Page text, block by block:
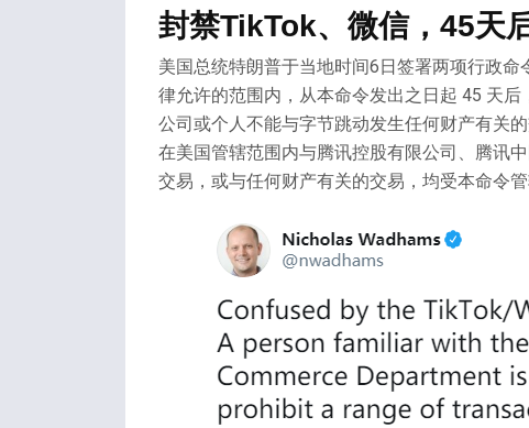
封禁TikTok、微信，45天
美国总统特朗普于当地时间6日签署两项行政
律允许的范围内，从本命令发出之日起 45 天
公司或个人不能与字节跳动发生任何财产有关
在美国管辖范围内与腾讯控股有限公司、腾讯
交易，或与任何财产有关的交易，均受本命令管